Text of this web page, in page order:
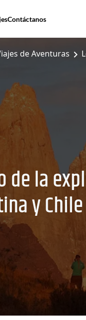
Contáctanos
de Aventuras
de la
y